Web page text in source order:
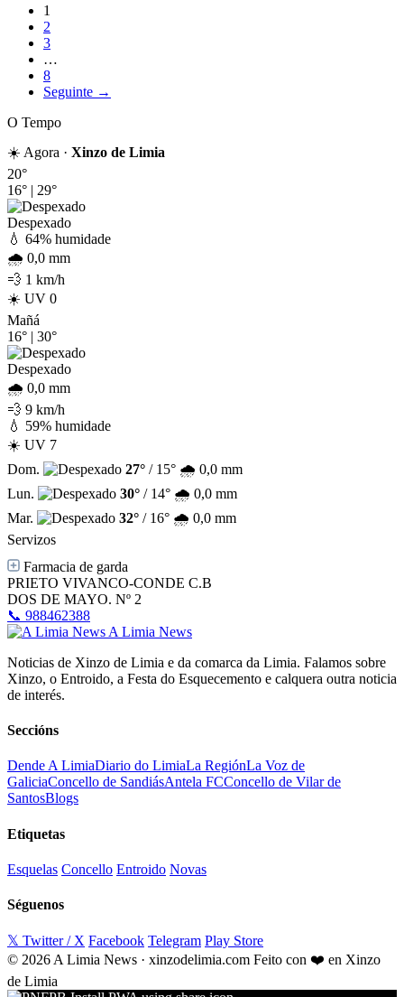
1
2
3
…
8
Seguinte →
O Tempo
☀️ Agora · Xinzo de Limia
20°
16° | 29°
Despexado
💧 64% humidade
🌧️ 0,0 mm
💨 1 km/h
☀️ UV 0
Mañá
16° | 30°
Despexado
🌧️ 0,0 mm
💨 9 km/h
💧 59% humidade
☀️ UV 7
Dom.
27° / 15° 🌧️ 0,0 mm
Lun.
30° / 14° 🌧️ 0,0 mm
Mar.
32° / 16° 🌧️ 0,0 mm
Servizos
Farmacia de garda
PRIETO VIVANCO-CONDE C.B
DOS DE MAYO. Nº 2
📞 988462388
A Limia News
Noticias de Xinzo de Limia e da comarca da Limia. Falamos sobre
Xinzo, o Entroido, a Festa do Esquecemento e calquera outra noticia
de interés.
Seccións
Dende A LimiaDiario do LimiaLa RegiónLa Voz de
GaliciaConcello de SandiásAntela FCConcello de Vilar de
SantosBlogs
Etiquetas
Esquelas Concello Entroido Novas
Séguenos
𝕏 Twitter / X Facebook Telegram Play Store
© 2026 A Limia News · xinzodelimia.com Feito con ❤️ en Xinzo
de Limia